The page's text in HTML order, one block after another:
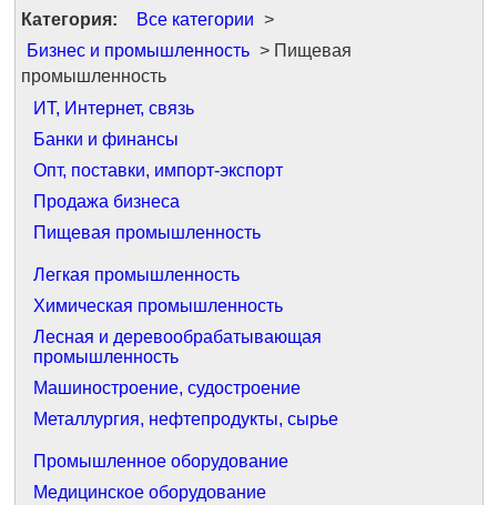
Категория: Все категории >
Бизнес и промышленность > Пищевая
промышленность
ИТ, Интернет, связь
Банки и финансы
Опт, поставки, импорт-экспорт
Продажа бизнеса
Пищевая промышленность
Легкая промышленность
Химическая промышленность
Лесная и деревообрабатывающая
промышленность
Машиностроение, судостроение
Металлургия, нефтепродукты, сырье
Промышленное оборудование
Медицинское оборудование